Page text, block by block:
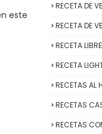
este
RECETA DE
RECETA DE
RECETA
RECETA
RECETAS AL
RECETAS
RECETAS